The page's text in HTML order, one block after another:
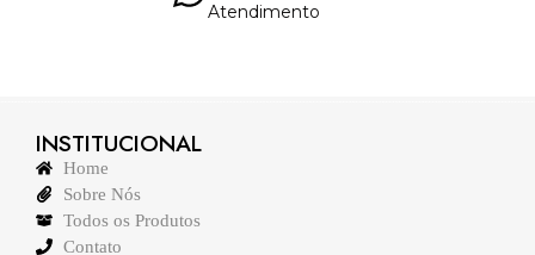
Atendimento
INSTITUCIONAL
Home
Sobre Nós
Todos os Produtos
Contato